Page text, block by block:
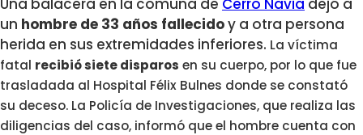
Una balacera en la comuna de Cerro Navia dejó a
un hombre de 33 años fallecidoy a otra persona
herida en sus extremidades inferiores. La víctima
fatal recibió siete disparos en su cuerpo, por lo que fue
trasladada al Hospital Félix Bulnes donde se constató
su deceso. La Policía de Investigaciones, que realiza las
diligencias del caso, informó que el hombre cuenta con